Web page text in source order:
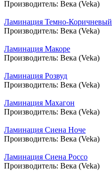
Производитель: Века (Veka)
Ламинация Темно-Коричневый
Производитель: Века (Veka)
Ламинация Макоре
Производитель: Века (Veka)
Ламинация Розвуд
Производитель: Века (Veka)
Ламинация Махагон
Производитель: Века (Veka)
Ламинация Сиена Ноче
Производитель: Века (Veka)
Ламинация Сиена Россо
Производитель: Века (Veka)